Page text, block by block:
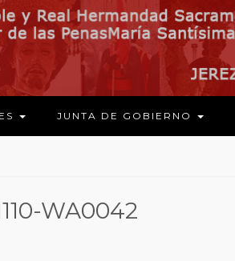
JUNTA DE GOBIERNO
WA0042